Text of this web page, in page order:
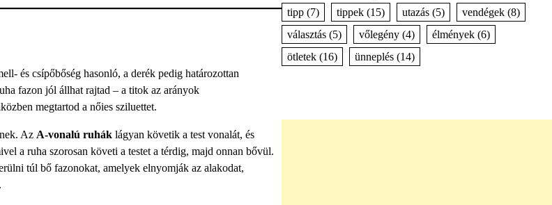
és csípőbőség hasonló, a derék pedig határozottan
fazon jól állhat rajtad – a titok az arányok
megtartod a nőies sziluettet.
Az A-vonalú ruhák lágyan követik a test vonalát, és
a ruha szorosan követi a testet a térdig, majd onnan bővül.
túl bő fazonokat, amelyek elnyomják az alakodat,
tipp(7) tippek(15) utazás(5) vendégek(8)
választás(5) vőlegény(4) élmények(6)
ötletek(16) ünneplés(14)